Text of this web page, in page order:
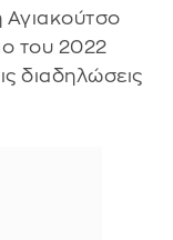
Αγιακούτσο
του 2022
διαδηλώσεις